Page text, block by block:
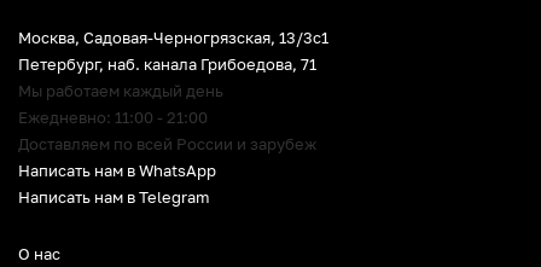
О нас
Москва, Садовая-Черногрязская, 13/3c1
Петербург, наб. канала Грибоедова, 71
Мы работаем каждый день
Ежедневно: 11:00 - 21:00
Доставляем по всей России и зарубеж
Написать нам в WhatsApp
Написать нам в Telegram